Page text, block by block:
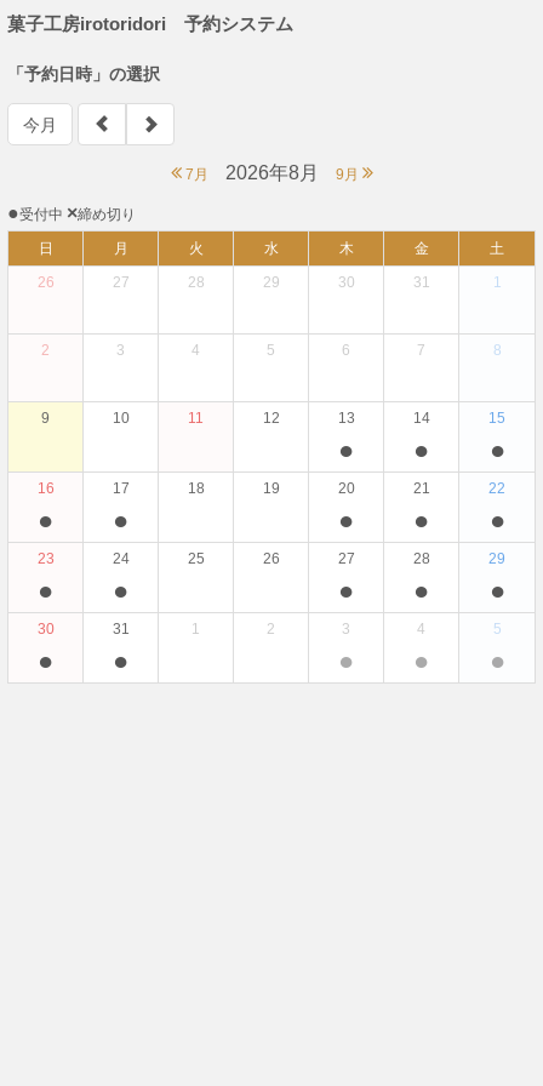
菓子工房irotoridori 予約システム
「予約日時」の選択
今月
7月 2026年8月 9月
●受付中 ×締め切り
日
月 火 水 木 金
土
26
27 28 29 30 31 1
2 3 4 5 6 7 8
9 10 11 12 13
●
14
●
15
●
16
●
17
●
18 19 20
●
21
●
22
●
23
●
24
●
25 26 27
●
28
●
29
●
30
●
31
●
1 2 3
●
4
●
5
●